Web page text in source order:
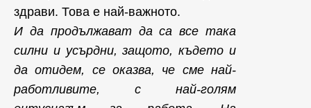
здрави. Това е най-важното.
И да продължават да са все така
силни и усърдни, защото, където и
да отидем, се оказва, че сме най-
работливите, с най-голям